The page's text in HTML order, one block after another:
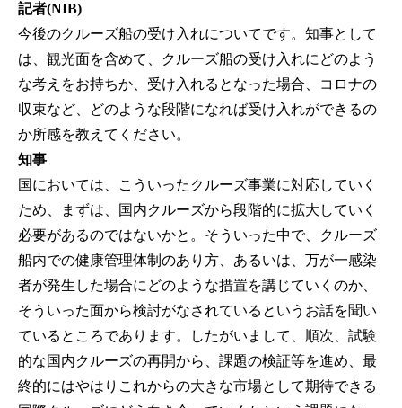
記者(NIB)
今後のクルーズ船の受け入れについてです。知事として
は、観光面を含めて、クルーズ船の受け入れにどのよう
な考えをお持ちか、受け入れるとなった場合、コロナの
収束など、どのような段階になれば受け入れができるの
か所感を教えてください。
知事
国においては、こういったクルーズ事業に対応していく
ため、まずは、国内クルーズから段階的に拡大していく
必要があるのではないかと。そういった中で、クルーズ
船内での健康管理体制のあり方、あるいは、万が一感染
者が発生した場合にどのような措置を講じていくのか、
そういった面から検討がなされているというお話を聞い
ているところであります。したがいまして、順次、試験
的な国内クルーズの再開から、課題の検証等を進め、最
終的にはやはりこれからの大きな市場として期待できる